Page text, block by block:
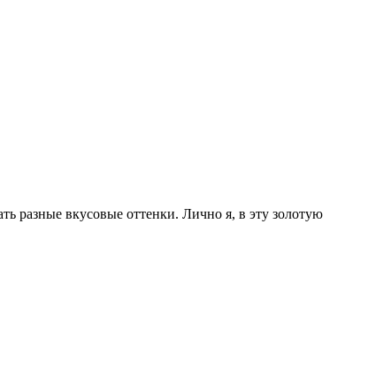
разные вкусовые оттенки. Лично я, в эту золотую